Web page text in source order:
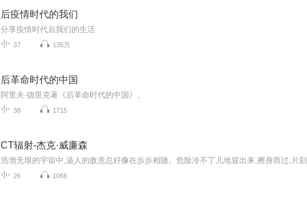
后疫情时代的我们
分享疫情时代后我们的生活
37 135万
后革命时代的中国
阿里夫·德里克著《后革命时代的中国》。
38 1715
CT辐射-杰克·威廉森
26 1066